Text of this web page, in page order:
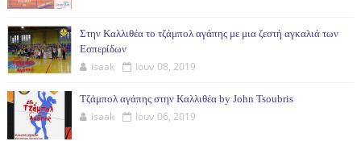
Στην Καλλιθέα το τζάμπολ αγάπης με μια ζεστή αγκαλιά των
Εσπερίδων
isaak Ιουν 08, 2019
Τζάμπολ αγάπης στην Καλλιθέα by John Tsoubris
isaak Ιουν 06, 2019